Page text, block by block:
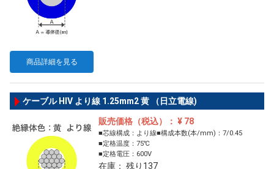
商品詳細を見る
ケーブル HIV より線 1.25mm2 黄 （日立電線)
販売価格（税込）： ¥ 78
■芯線構成：より線■構成本数(本/mm)：7/0.45
■定格温度：75℃
■定格電圧：600V
在庫： 残り137